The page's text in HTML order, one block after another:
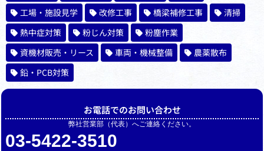
工場・施設見学
改修工事 橋梁補修工事
清掃
熱中症対策
粉じん対策
粉塵作業
資機材販売・リース
車両・機械整備
農薬散布
鉛・PCB対策
お電話でのお問い合わせ
弊社営業部（代表）へご連絡ください。
03-5422-3510